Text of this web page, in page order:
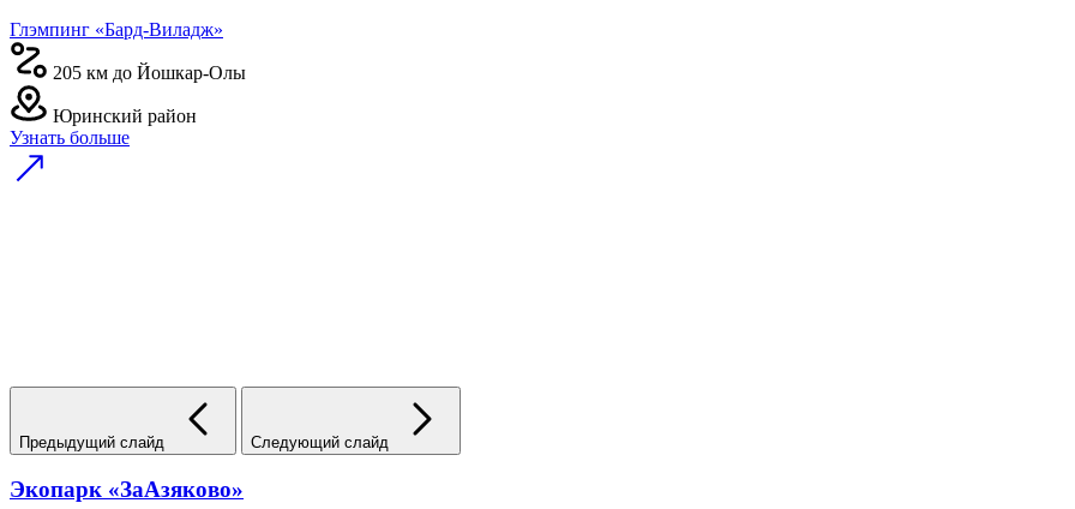
Глэмпинг «Бард-Виладж»
205 км до Йошкар-Олы
Юринский район
Узнать больше
Предыдущий слайд Следующий слайд
Экопарк «ЗаАзяково»